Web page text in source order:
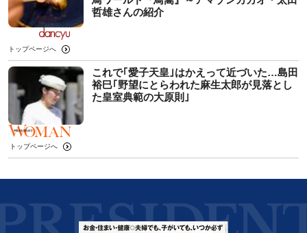
哲雄さんの紹介
トップページへ
これで｢愛子天皇｣はかえって近づいた…島田
裕巳｢野望にとらわれた麻生太郎が見落とし
た皇室典範の大原則｣
トップページへ